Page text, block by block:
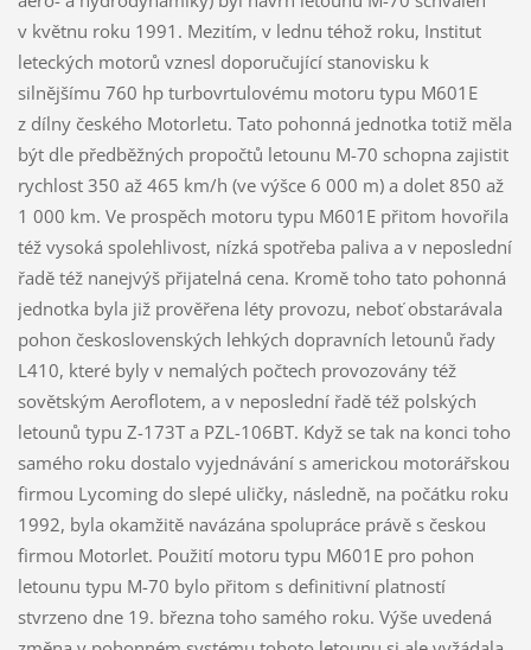
v květnu roku 1991. Mezitím, v lednu téhož roku, Institut
leteckých motorů vznesl doporučující stanovisku k
silnějšímu 760 hp turbovrtulovému motoru typu M601E
z dílny českého Motorletu. Tato pohonná jednotka totiž měla
být dle předběžných propočtů letounu M-70 schopna zajistit
rychlost 350 až 465 km/h (ve výšce 6 000 m) a dolet 850 až
1 000 km. Ve prospěch motoru typu M601E přitom hovořila
též vysoká spolehlivost, nízká spotřeba paliva a v neposlední
řadě též nanejvýš přijatelná cena. Kromě toho tato pohonná
jednotka byla již prověřena léty provozu, neboť obstarávala
pohon československých lehkých dopravních letounů řady
L410, které byly v nemalých počtech provozovány též
sovětským Aeroflotem, a v neposlední řadě též polských
letounů typu Z-173T a PZL-106BT. Když se tak na konci toho
samého roku dostalo vyjednávání s americkou motorářskou
firmou Lycoming do slepé uličky, následně, na počátku roku
1992, byla okamžitě navázána spolupráce právě s českou
firmou Motorlet. Použití motoru typu M601E pro pohon
letounu typu M-70 bylo přitom s definitivní platností
stvrzeno dne 19. března toho samého roku. Výše uvedená